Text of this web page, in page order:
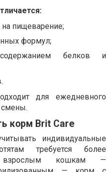
пищеварение;
формул;
содержанием белков и
для ежедневного
смены.
корм Brit Care
индивидуальные
требуется более
взрослым кошкам —